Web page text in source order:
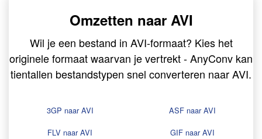
Omzetten naar AVI
Wil je een bestand in AVI-formaat? Kies het
originele formaat waarvan je vertrekt - AnyConv kan
tientallen bestandstypen snel converteren naar AVI.
3GP naar AVI
ASF naar AVI
FLV naar AVI
GIF naar AVI